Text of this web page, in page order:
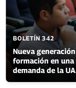
BOLETÍN 342
Nueva
formación en
demanda de la